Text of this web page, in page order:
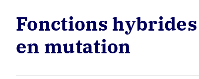
Fonctions
en mutation